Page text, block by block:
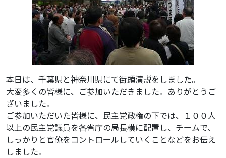
本日は、千葉県と神奈川県にて街頭演説をしました。
大変多くの皆様に、ご参加いただきました。ありがとうご
ざいました。
ご参加いただいた皆様に、民主党政権の下では、１００人
以上の民主党議員を各省庁の局長横に配置し、チームで、
しっかりと官僚をコントロールしていくことなどをお伝え
しました。